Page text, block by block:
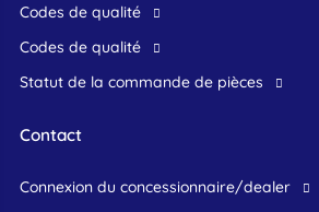
Codes de qualité
Codes de qualité
Statut de la commande de pièces
Contact
connexion du concessionnaire/dealer